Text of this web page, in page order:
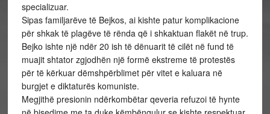
specializuar.
Sipas familjarëve të Bejkos, ai kishte patur komplikacione
për shkak të plagëve të rënda që i shkaktuan flakët në trup.
Bejko ishte një ndër 20 ish të dënuarit të cilët në fund të
muajit shtator zgjodhën një formë ekstreme të protestës
për të kërkuar dëmshpërblimet për vitet e kaluara në
burgjet e diktaturës komuniste.
Megjithë presionin ndërkombëtar qeveria refuzoi të hynte